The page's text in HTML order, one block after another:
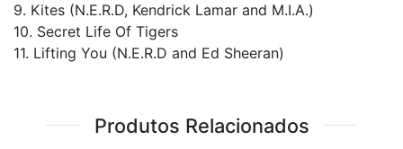
9. Kites (N.E.R.D, Kendrick Lamar and M.I.A.)
10. Secret Life Of Tigers
11. Lifting You (N.E.R.D and Ed Sheeran)
Produtos Relacionados